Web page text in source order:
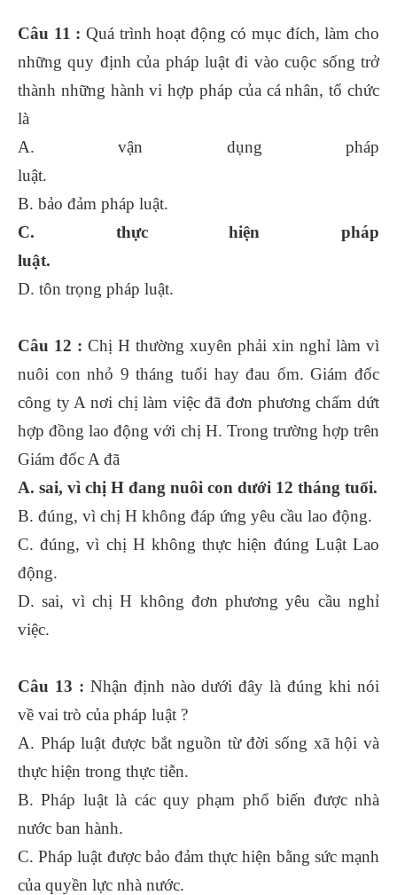
Câu 11 : Quá trình hoạt động có mục đích, làm cho
những quy định của pháp luật đi vào cuộc sống trở
thành những hành vi hợp pháp của cá nhân, tổ chức
là
A. vận dụng pháp
luật.
B. bảo đảm pháp luật.
C. thực hiện pháp
luật.
D. tôn trọng pháp luật.
Câu 12 : Chị H thường xuyên phải xin nghỉ làm vì
nuôi con nhỏ 9 tháng tuổi hay đau ốm. Giám đốc
công ty A nơi chị làm việc đã đơn phương chấm dứt
hợp đồng lao động với chị H. Trong trường hợp trên
Giám đốc A đã
A. sai, vì chị H đang nuôi con dưới 12 tháng tuổi.
B. đúng, vì chị H không đáp ứng yêu cầu lao động.
C. đúng, vì chị H không thực hiện đúng Luật Lao
động.
D. sai, vì chị H không đơn phương yêu cầu nghỉ
việc.
Câu 13 : Nhận định nào dưới đây là đúng khi nói
về vai trò của pháp luật ?
A. Pháp luật được bắt nguồn từ đời sống xã hội và
thực hiện trong thực tiễn.
B. Pháp luật là các quy phạm phổ biến được nhà
nước ban hành.
C. Pháp luật được bảo đảm thực hiện bằng sức mạnh
của quyền lực nhà nước.